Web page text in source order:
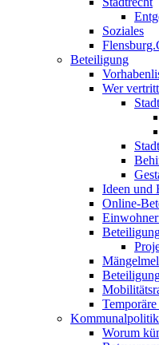
Soziales
Beteiligung
Wer
Ideen und
Online-
Kommunalpolitik
Worum